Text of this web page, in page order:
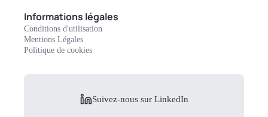
Informations légales
Conditions d'utilisation
Mentions Légales
Politique de cookies
Suivez-nous sur LinkedIn